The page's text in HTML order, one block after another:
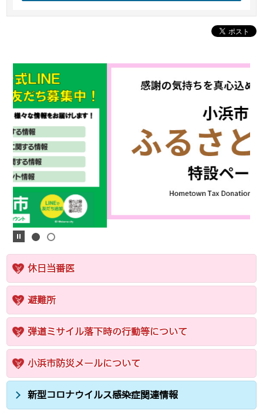
休日当番医
避難所
弾道ミサイル落下時の行動等について
小浜市防災メールについて
新型コロナウイルス感染症関連情報